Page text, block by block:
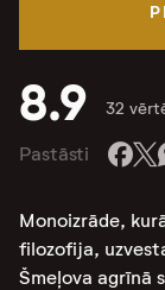
8.9 32
Pastāsti
Monoizrāde,
filozofija,
Šmeļova agrīnā